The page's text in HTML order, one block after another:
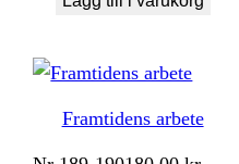
Framtidens arbete